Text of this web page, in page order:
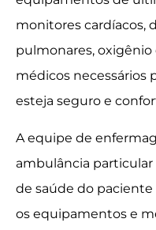
monitores cardíacos,
pulmonares,
médicos necessários
esteja seguro e
A equipe de
ambulância particular
de saúde do
os equipamentos e